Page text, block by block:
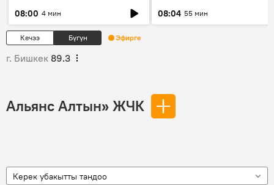
08:00 4 мин
08:04 55 мин
Кечээ Бүгүн Эфирге
г. Бишкек 89.3
Альянс Алтын» ЖЧК
Керек убакытты тандоо